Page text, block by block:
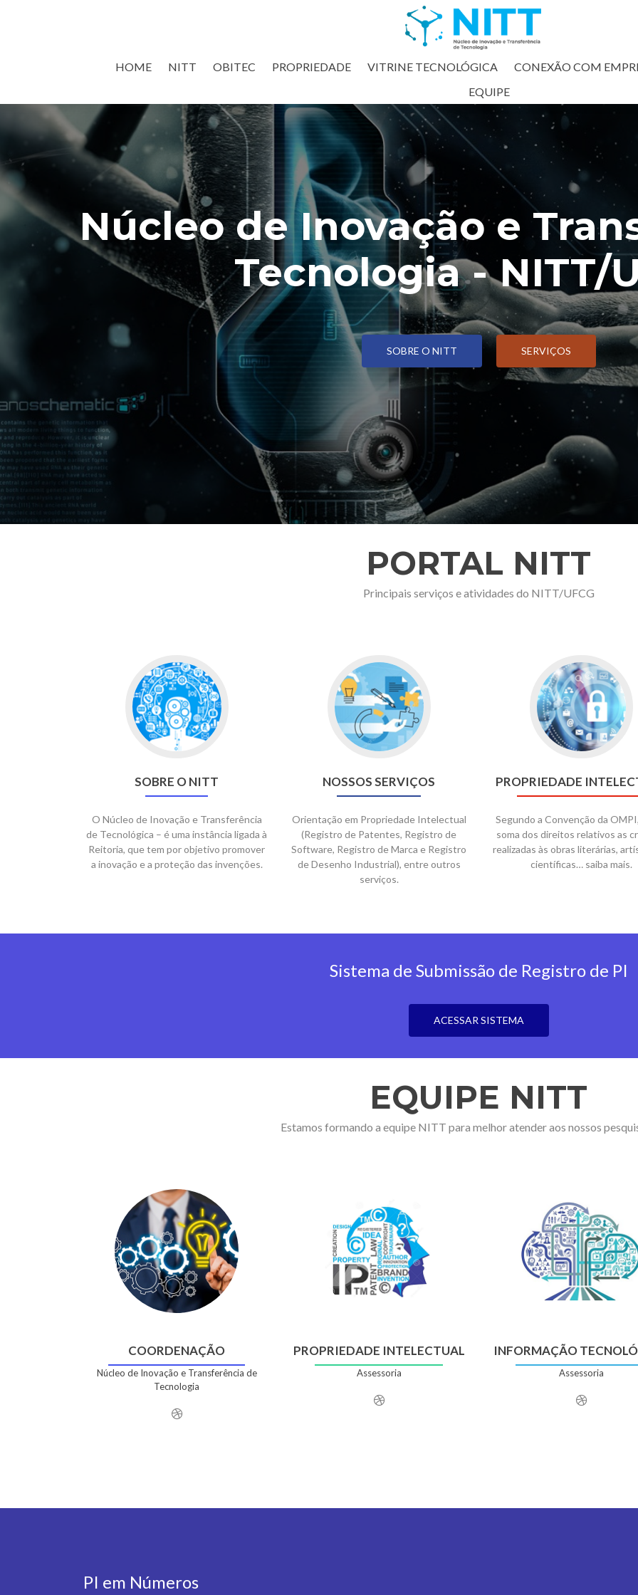
HOME NITT OBITEC PROPRIEDADE VITRINE TECNOLÓGICA
CONEXÃO COM
EQUIPE
Núcleo de Inovação e
Tecnologia - NITT/
SOBRE O NITT SERVIÇOS
PORTAL NITT
Principais serviços e atividades do NITT/UFCG
SOBRE O NITT
O Núcleo de Inovação e Transferência
de Tecnológica – é uma instância ligada à
Reitoria, que tem por objetivo promover
a inovação e a proteção das invenções.
NOSSOS SERVIÇOS
Orientação em Propriedade Intelectual
(Registro de Patentes, Registro de
Software, Registro de Marca e Registro
de Desenho Industrial), entre outros
serviços.
PROPRIEDADE
Segundo a Convenção da
soma dos direitos relativos as
realizadas às obras literárias,
científicas… saiba mais.
Sistema de Submissão de Registro de PI
ACESSAR SISTEMA
EQUIPE NITT
Estamos formando a equipe NITT para melhor atender aos nossos
COORDENAÇÃO
Núcleo de Inovação e Transferência de
Tecnologia
PROPRIEDADE INTELECTUAL
Assessoria
INFORMAÇÃO
Assessoria
PI em Números